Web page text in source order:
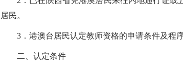
居民。
3．港澳台居民认定教师资格的申请条件及程
二、认定条件